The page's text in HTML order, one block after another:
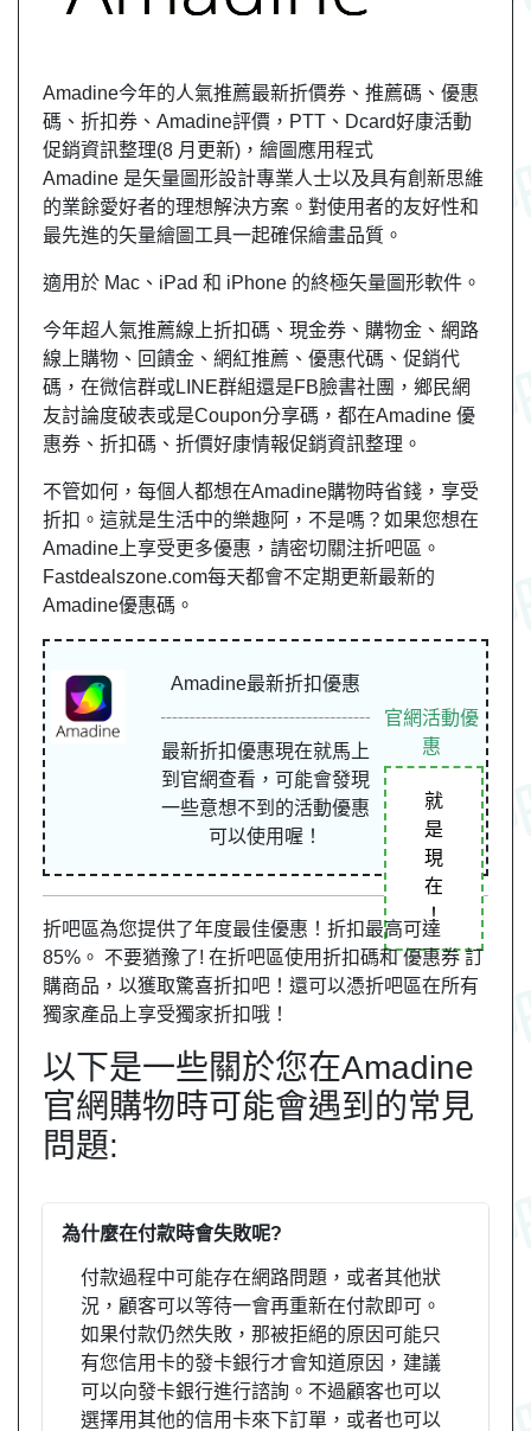
Amadine今年的人氣推薦最新折價券、推薦碼、優惠
碼、折扣券、Amadine評價，PTT、Dcard好康活動
促銷資訊整理(8 月更新)，繪圖應用程式
Amadine 是矢量圖形設計專業人士以及具有創新思維
的業餘愛好者的理想解決方案。對使用者的友好性和
最先進的矢量繪圖工具一起確保繪畫品質。
適用於 Mac、iPad 和 iPhone 的終極矢量圖形軟件。
今年超人氣推薦線上折扣碼、現金券、購物金、網路
線上購物、回饋金、網紅推薦、優惠代碼、促銷代
碼，在微信群或LINE群組還是FB臉書社團， 鄉民網
友討論度破表或是Coupon分享碼，都在Amadine 優
惠券、折扣碼、折價好康情報促銷資訊整理。
不管如何，每個人都想在Amadine購物時省錢，享受
折扣。這就是生活中的樂趣阿，不是嗎？如果您想在
Amadine上享受更多優惠，請密切關注折吧區。
Fastdealszone.com每天都會不定期更新最新的
Amadine優惠碼。
Amadine最新折扣優惠
最新折扣優惠現在就馬上
到官網查看，可能會發現
一些意想不到的活動優惠
可以使用喔！
官網活動優
惠
就
是
現
在
！
折吧區為您提供了年度最佳優惠！折扣最高可達
85%。 不要猶豫了! 在折吧區使用折扣碼和 優惠券 訂
購商品，以獲取驚喜折扣吧！還可以憑折吧區在所有
獨家產品上享受獨家折扣哦！
以下是一些關於您在Amadine
官網購物時可能會遇到的常見
問題:
為什麼在付款時會失敗呢?
付款過程中可能存在網路問題，或者其他狀
況，顧客可以等待一會再重新在付款即可。
如果付款仍然失敗，那被拒絕的原因可能只
有您信用卡的發卡銀行才會知道原因，建議
可以向發卡銀行進行諮詢。不過顧客也可以
選擇用其他的信用卡來下訂單，或者也可以